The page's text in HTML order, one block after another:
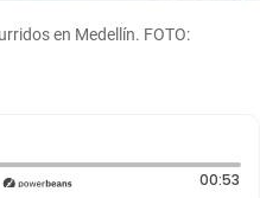
en Medellín. FOTO:
0 segundos 00:53